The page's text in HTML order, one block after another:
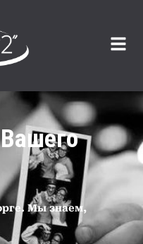
Мы знаем,